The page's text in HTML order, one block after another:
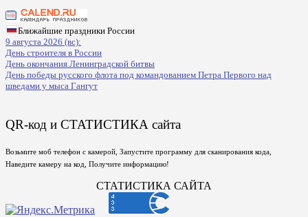
Ближайшие праздники России
9 августа 2026 (вс):
День строителя в России
День окончания Ленинградской битвы
День победы русского флота под командованием Петра Первого над
шведами у мыса Гангут
QR-код и СТАТИСТИКА сайта
Возьмите моб телефон с камерой, Запустите программу для сканирования кода,
Наведите камеру на код, Получите информацию!
СТАТИСТИКА САЙТА